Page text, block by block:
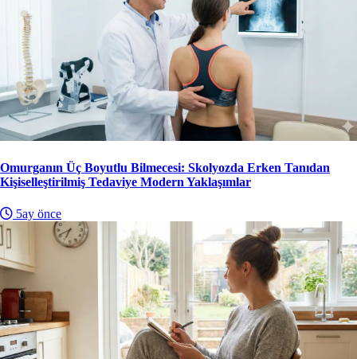
Omurganın Üç Boyutlu Bilmecesi: Skolyozda Erken Tanıdan
Kişiselleştirilmiş Tedaviye Modern Yaklaşımlar
5ay önce